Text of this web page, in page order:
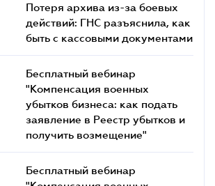
Потеря архива из-за боевых
действий: ГНС разъяснила, как
быть с кассовыми документами
Бесплатный вебинар
"Компенсация военных
убытков бизнеса: как подать
заявление в Реестр убытков и
получить возмещение"
Бесплатный вебинар